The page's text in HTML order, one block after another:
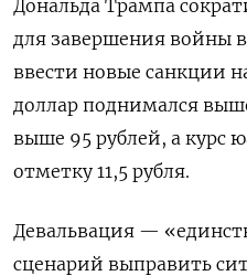
Дональда Трампа
для завершения войны
ввести новые санкции
доллар поднимался
выше 95 рублей, а курс
отметку 11,5 рубля.
Девальвация —
сценарий выправить